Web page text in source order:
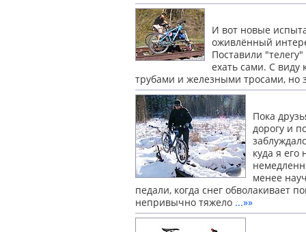
И вот новые
оживлённый
Поставили
ехать сами. С
трубами и железными тросами, но
Пока
дорогу и
куда я его
менее
педали, когда снег обволакивает
непривычно тяжело ...»»